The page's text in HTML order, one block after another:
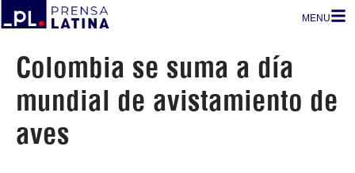
MENU
Colombia se suma a día
mundial de avistamiento de
aves